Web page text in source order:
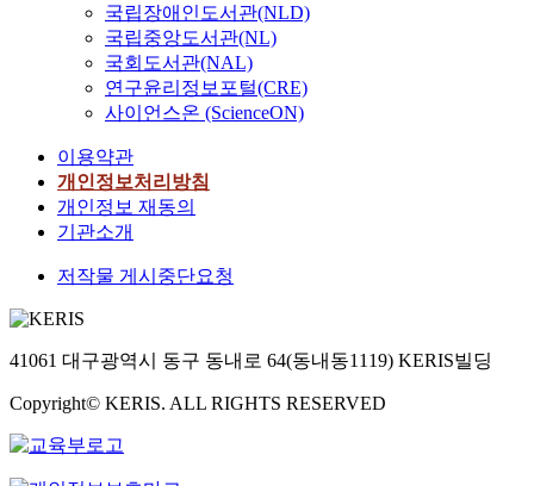
국립장애인도서관(NLD)
국립중앙도서관(NL)
국회도서관(NAL)
연구윤리정보포털(CRE)
사이언스온 (ScienceON)
이용약관
개인정보처리방침
개인정보 재동의
기관소개
저작물 게시중단요청
41061 대구광역시 동구 동내로 64(동내동1119) KERIS빌딩
Copyright© KERIS. ALL RIGHTS RESERVED